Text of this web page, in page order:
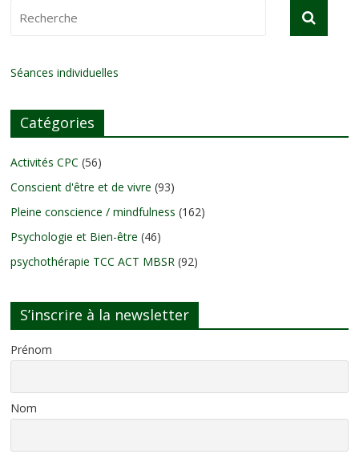
Séances individuelles
Catégories
Activités CPC (56)
Conscient d'être et de vivre (93)
Pleine conscience / mindfulness (162)
Psychologie et Bien-être (46)
psychothérapie TCC ACT MBSR (92)
S’inscrire à la newsletter
Prénom
Nom